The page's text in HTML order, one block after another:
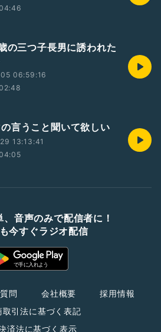
の三つ子長男に誘われた
06:59:16
言うこと聞いて欲しい
13:13:41
音声のみで配信者に！
今すぐラジオ配信
問 会社概要
採用情報
取引法に基づく表記
済法に基づく表示